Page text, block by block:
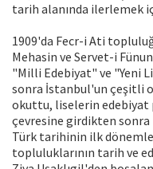
tarih alanında ilerlemek
1909'da Fecr-i Ati
Mehasin ve Servet-i
"Milli Edebiyat" ve "Yeni
sonra İstanbul'un çeşitli
okuttu, liselerin edebiyat
çevresine girdikten sonra
Türk tarihinin ilk
topluluklarının tarih ve